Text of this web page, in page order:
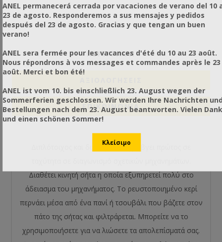
ΠΕΡΙΓΡΑΦΗ
ΕΠΙΚΟΙΝΩΝΙΑ
Διπλότοιχος και διπύθμενος έχει βγει πρώτος σε
Διαθέτει κινητή σήτα η οποία εξυπηρετεί πολύ στο
άδειασμα του μηχανήματος. Το ρευστοποιημένο κερί
περνάει μέσα από ένα πανί ή τσουβάλι που βάζετε στον
πάτο της σήτας και φιλτράρεται. Μπορείτε να το
χρησιμοποιήσετε για να λιώσετε τα απολεπίσματά σας.
ANEL permanecerá cerrada por vacaciones de verano del 10
23 de agosto. Responderemos a sus mensajes y pedidos
después del 23 de agosto. Gracias y que tengan un buen
verano!
ANEL sera fermée pour les vacances d'été du 10 au 23 août.
Nous répondrons à vos messages et commandes après le 23
août. Merci et bon été!
ANEL ist vom 10. bis einschließlich 23. August wegen der
Sommerferien geschlossen. Wir werden Ihre Nachrichten
Bestellungen nach dem 23. August beantworten. Vielen Dank
und einen schönen Sommer!